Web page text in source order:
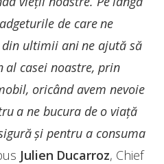
de care ne
ultimii ani ne ajută să
al casei noastre, prin
oricând avem nevoie
a ne bucura de o viață
şi pentru a consuma
Julien Ducarroz, Chief